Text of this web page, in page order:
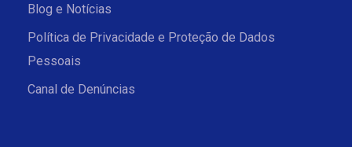
Blog e Notícias
Política de Privacidade e Proteção de Dados
Pessoais
Canal de Denúncias